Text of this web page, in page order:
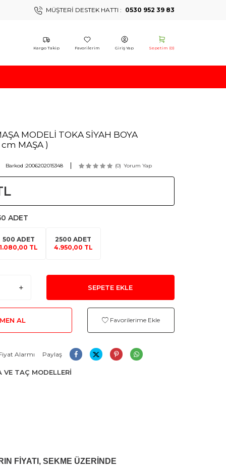
MÜŞTERI DESTEK HATTI : 0530 952 39 83
Kargo Takip Favorilerim Giriş Yap Sepetim (0)
MODELİ TOKA SİYAH BOYA
MAŞA )
Barkod :2006202015348 (0) Yorum Yap
ADET
500 ADET
1.080,00 TL
2500 ADET
4.950,00 TL
SEPETE EKLE
AL Favorilerime Ekle
Alarmı Paylaş
VE TAÇ MODELLERİ
FİYATI, SEKME ÜZERİNDE